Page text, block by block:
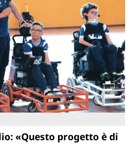
«Questo progetto è di